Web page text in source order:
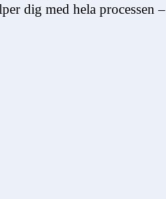
dig med hela processen –